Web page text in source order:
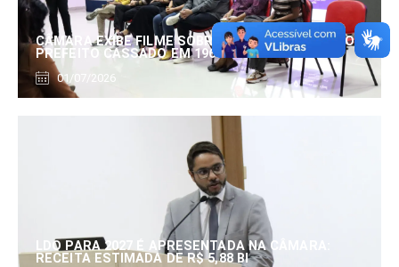
CÂMARA EXIBE FILME SOBRE EDUARDO SERRANO,
PREFEITO CASSADO EM 1960
01/07/2026
LDO PARA 2027 É APRESENTADA NA CÂMARA:
RECEITA ESTIMADA DE R$ 5,88 BI